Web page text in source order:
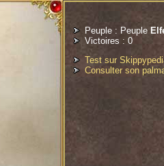
Peuple : Peuple
Victoires : 0
Test sur
Consulter son